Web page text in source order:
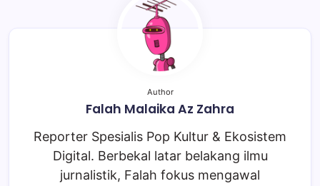
Author
Falah Malaika Az Zahra
Reporter Spesialis Pop Kultur & Ekosistem
Digital. Berbekal latar belakang ilmu
jurnalistik, Falah fokus mengawal